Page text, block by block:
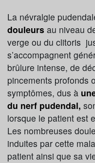
La névralgie
douleurs au niveau
verge ou du clitoris
s’accompagnent
brûlure intense, de
pincements profonds
symptômes, dus à
du nerf pudendal,
lorsque le patient est
Les nombreuses
induites par cette
patient ainsi que sa